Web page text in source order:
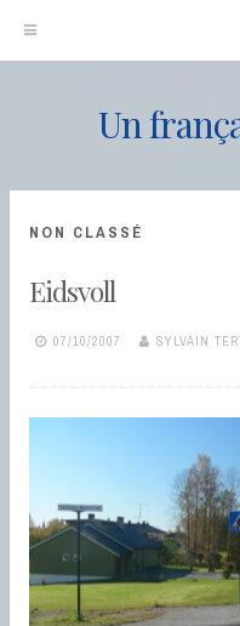
content
Un
NON CLASSÉ
Eidsvoll
07/10/2007 SYLVAIN